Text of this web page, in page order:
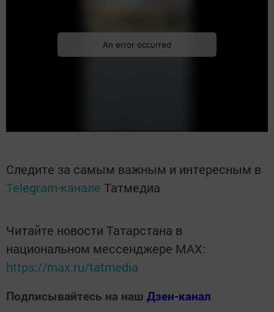
Следите за самым важным и интересным в
Telegram-канале Татмедиа
Читайте новости Татарстана в
национальном мессенджере MАХ:
https://max.ru/tatmedia
Подписывайтесь на наш Дзен-канал